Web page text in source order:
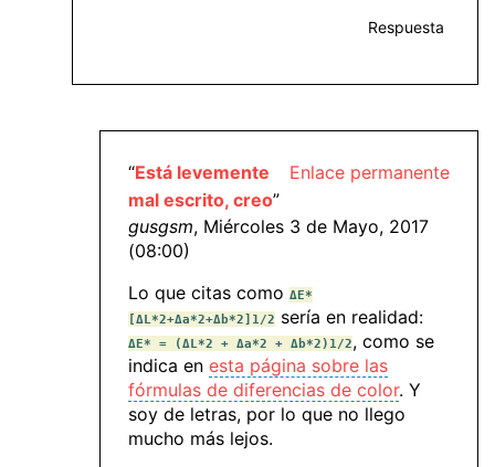
Respuesta
Enlace permanente
“Está levemente
mal escrito, creo”
gusgsm, Miércoles 3 de Mayo, 2017
(08:00)
Lo que citas como ΔE*
[ΔL*2+Δa*2+Δb*2]1/2 sería en realidad:
ΔE* = (ΔL*2 + Δa*2 + Δb*2)1/2, como se
indica en esta página sobre las
fórmulas de diferencias de color. Y
soy de letras, por lo que no llego
mucho más lejos.